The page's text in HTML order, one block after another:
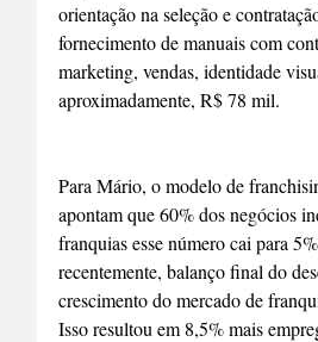
orientação na seleção e
fornecimento de manuais com
marketing, vendas, identidade
aproximadamente, R$ 78 mil.
Para Mário, o modelo de
apontam que 60% dos negócios
franquias esse número cai para
recentemente, balanço final do
crescimento do mercado de
Isso resultou em 8,5% mais